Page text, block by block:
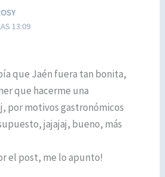
13:09
que Jaén fuera tan bonita,
que hacerme una
por motivos gastronómicos
jajajaj, bueno, más
el post, me lo apunto!